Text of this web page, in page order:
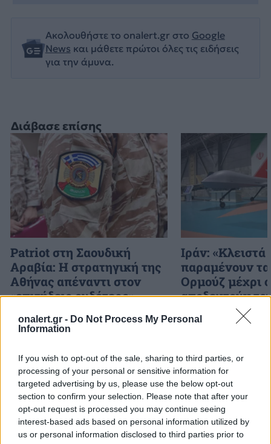
onalert.gr - Do Not Process My Personal
Information
If you wish to opt-out of the sale, sharing to third parties, or
processing of your personal or sensitive information for
targeted advertising by us, please use the below opt-out
section to confirm your selection. Please note that after your
opt-out request is processed you may continue seeing
interest-based ads based on personal information utilized by
us or personal information disclosed to third parties prior to
Διάβασε επίσης
Patriot στη Σαουδική
Αραβία: Η στρατηγική της
Αθήνας απέναντι στον
«επιτήδειο ουδέτερο» –
Ινδία και Εμιράτα
Ιράν: «Κλειστά
παραμένουν
Ορμούζ μέχρι
αποδεχτούν
Ακολουθήστε το onalert.gr στο Google
News και μάθετε πρώτοι όλες τις ειδήσεις
για την άμυνα.
ΔΙΑΦΗΜΙΣΗ